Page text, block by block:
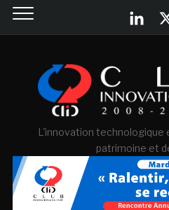
L'innovation technologique
patrimoine et